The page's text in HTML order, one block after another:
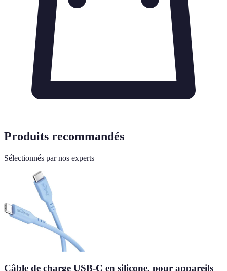
Produits recommandés
Sélectionnés par nos experts
Câble de charge USB-C en silicone, pour appareils